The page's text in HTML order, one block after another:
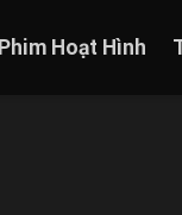
Phim Hoạt Hình